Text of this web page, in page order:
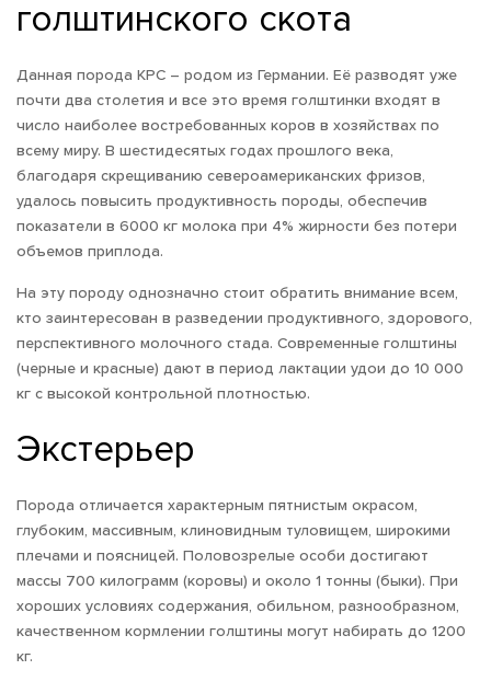
голштинского скота
Данная порода КРС – родом из Германии. Её разводят уже
почти два столетия и все это время голштинки входят в
число наиболее востребованных коров в хозяйствах по
всему миру. В шестидесятых годах прошлого века,
благодаря скрещиванию североамериканских фризов,
удалось повысить продуктивность породы, обеспечив
показатели в 6000 кг молока при 4% жирности без потери
объемов приплода.
На эту породу однозначно стоит обратить внимание всем,
кто заинтересован в разведении продуктивного, здорового,
перспективного молочного стада. Современные голштины
(черные и красные) дают в период лактации удои до 10 000
кг с высокой контрольной плотностью.
Экстерьер
Порода отличается характерным пятнистым окрасом,
глубоким, массивным, клиновидным туловищем, широкими
плечами и поясницей. Половозрелые особи достигают
массы 700 килограмм (коровы) и около 1 тонны (быки). При
хороших условиях содержания, обильном, разнообразном,
качественном кормлении голштины могут набирать до 1200
кг.